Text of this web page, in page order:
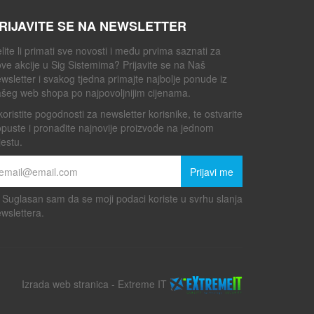
SE NA NEWSLETTER
li primati sve novosti i među prvima saznati za
akcije u Sig Sistemima? Prijavite se na Naš
i svakog tjedna primajte najbolje ponude iz
web shopa po najpovoljnijim cijenama.
pogodnosti za newsletter korisnike, te ostvarite
i pronađite najnovije proizvode na jednom
Prijavi me
Suglasan sam da se moji podaci koriste u svrhu slanja
Izrada web stranica - Extreme IT